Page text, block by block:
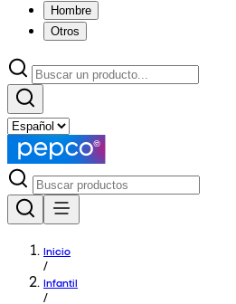
Hombre
Otros
Inicio
/
Infantil
/